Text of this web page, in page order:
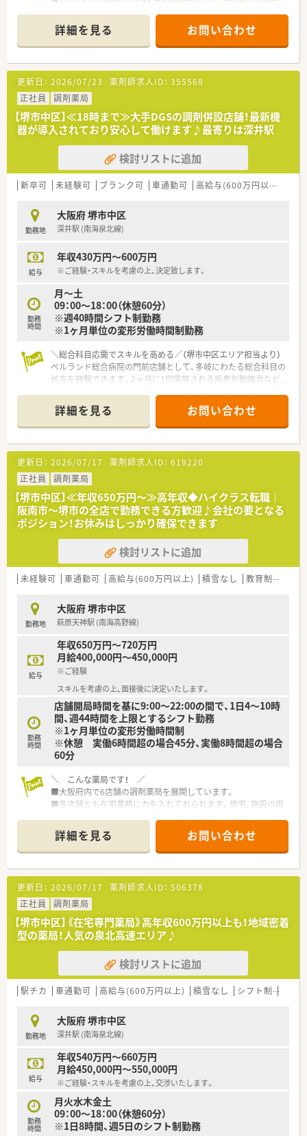
■マイカー通勤可能です！
■近隣の総合病院からの処方箋も対応しています。
<こんな方にオススメ>
■家族やプライベートを大事にしながら働きたい方
■キャリアを磨きたい方
■企業の安定性を重視したい方
■お車通勤を希望される方
■未経験から保険調剤にチャレンジをしたい方
<こんな会社です>
■株式会社ファーコスと株式会社ミックが合併して新たに設立
された調剤薬局チェーンです。
■設立は2022年4月！スズケングループにおける全国規模の調剤
■2社が培ってきたノウハウと企業の良さを融合し、より安定し
た経営基盤から、成長スピードを加速させていきます。
■正社員には全国・広域・都道府県限定・自宅通勤の4コースをご
■全国・広域・都道府県限定コースの方には充実の住宅補助制度
が適用されます。（住居は法人契約ですので、初期費用時の自己
<産休育休からの復職率高め>
■産育休からの復帰率は95%以上！時短勤務はお子様が小学3年
生終了時まで可能です。
<年間休日多め＆機械化に積極的>
■年間休日は120日以上で様々な休暇制度がございます。
■最新機器の導入やメディカルリスクコントローラー制度を導
入し、調剤過誤防止に向けた取り組みにも積極的です。
詳細を見る お問い合わせ
更新日： 2026/07/23 薬剤師求人ID： 355568
正社員
調剤薬局
【堺市中区】≪18時まで≫大手DGSの調剤併設店舗！最新機
器が導入されており安心して働けます♪最寄りは深井駅
検討リストに追加
新卒可 未経験可 ブランク可 車通勤可 高給与(600万円以上)
勤務地
大阪府 堺市中区
深井駅 (南海泉北線)
給与
年収430万円～600万円
※ご経験・スキルを考慮の上、決定致します。
勤務
時間
月～土
09：00～18：00（休憩60分）
※週40時間シフト制勤務
※1ヶ月単位の変形労働時間制勤務
＼総合科目応需でスキルを高める／（堺市中区エリア担当より）
ベルランド総合病院の門前店舗として、多岐にわたる総合科目の
処方を経験できます。2ヶ月に1回実施される疾患別勉強会など、
＊------------------------------------------＊
【店舗情報と応需状況について】
■南海泉北線の深井駅からバスで15分ほどの場所に位置してお
り、従業員向けにお車での快適なマイカー通勤も認められている
店舗です。
■地域の基幹病院であるベルランド総合病院の門前に構えてお
り、多岐にわたる総合科目の処方箋を1日あたり約43枚応需して
います。
■広域の総合科目に触れる面対応の薬局として高い応需力をも
つだけでなく、外来調剤と並行して居宅や施設への在宅業務も実
施しています。
【想定される業務内容】
■処方箋に基づく正確な調剤や入念な監査をはじめ、患者様の健
康を支える丁寧な服薬指導や薬歴管理などの業務全般を行いま
■併設店ならではの業務として、OTC医薬品の販売相談や各種サ
プリメント、第一類医薬品に関するカウンセリングも担当しま
す。
■地域の医療機関や介護関係者と連携を図りながら、居宅や高齢
者施設への定期的な訪問、お薬の配達などの在宅業務に携わりま
す。
【職場環境と雰囲気】
■大手企業ならではの低い離職率を強みに、店舗には20代の若
手から60代のベテランまで幅広い世代が和気あいあいと活躍し
ています。
■エリアマネージャーのほかに急な応援に対応できるラウンダ
ーが20名以上在籍しており、急なお休みの際にも安心の体制で
す。
■常時3名から4名の薬剤師と1名から2名の調剤事務を配置する
手厚い複数名体制を敷いており、安心して業務に集中できます。
詳細を見る お問い合わせ
更新日： 2026/07/17 薬剤師求人ID： 619220
正社員
調剤薬局
【堺市中区】≪年収650万円～≫高年収◆ハイクラス転職｜
阪南市～堺市の全店で勤務できる方歓迎♪会社の要となる
ポジション！お休みはしっかり確保できます
検討リストに追加
未経験可 車通勤可 高給与(600万円以上) 積雪なし 教育制度あり
勤務地
大阪府 堺市中区
萩原天神駅 (南海高野線)
給与
年収650万円～720万円
月給400,000円～450,000円
※ご経験
スキルを考慮の上、面接後に決定いたします。
勤務
時間
店舗開局時間を基に9:00～22:00の間で、1日4～10時
間、週44時間を上限とするシフト勤務
※1ヶ月単位の変形労働時間制
※休憩 実働6時間超の場合45分、実働8時間超の場合
60分
＼ こんな薬局です！ ／
■大阪府内で6店舗の調剤薬局を展開しています。
■各店舗とも在宅業務に力を入れておられます。居宅、施設の両
■企業としても安定しており、安心して腰を据えて働けます。
■社長も薬剤師様で現場に入られることもあるため、経営層との
距離感も非常に近い環境です。
■福利厚生が充実しており、外部研修制度や食事補助、男性の育
休実績もございます！
■社外研修には積極的な支援をしており、薬剤師・薬局事務員・正
社員・パートといった区分を問わず、日本在宅薬学会・パートナー
制度研修など時代に沿った人材育成機会に対して100％の費用
補助を行っています。
■正社員の方には完全週休2.5日制を導入しており、年間休日約
120日になっています。また、夏季休暇、年末年始休暇、ゴールデ
ンウィーク休暇など長期休暇もあり、家族との時間を大事にする
こともできます。
■選考時はコミュニケーション能力も大切にされておられま
す。人とお話することが好きな方や、対話力などに自信がなくて
もこれから身につけていきたい！というお気持ちの方が活躍でき
る環境です。
＼ こんな方におすすめ ／
■人とのコミュニケーションに積極的な方
■在宅業務に興味・関心がある方
詳細を見る お問い合わせ
更新日： 2026/07/17 薬剤師求人ID： 506378
正社員
調剤薬局
【堺市中区】《在宅専門薬局》高年収600万円以上も！地域密着
型の薬局！人気の泉北高速エリア♪
検討リストに追加
駅チカ 車通勤可 高給与(600万円以上) 積雪なし シフト制
勤務地
大阪府 堺市中区
深井駅 (南海泉北線)
給与
年収540万円～660万円
月給450,000円～550,000円
※ご経験・スキルを考慮の上、交渉いたします。
勤務
時間
月火水木金土
09：00～18：00（休憩60分）
※1日8時間、週5日のシフト制勤務